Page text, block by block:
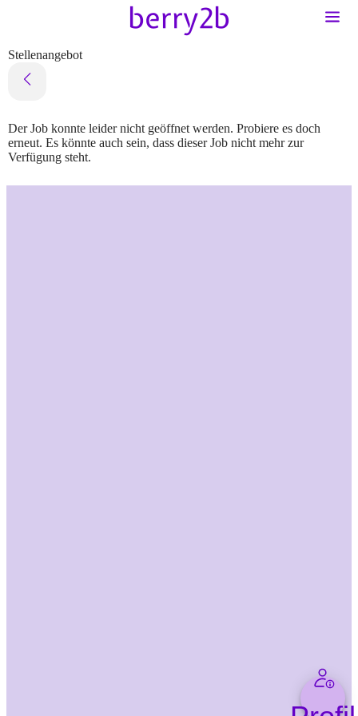
Stellenangebot
Der Job konnte leider nicht geöffnet werden. Probiere es doch
erneut. Es könnte auch sein, dass dieser Job nicht mehr zur
Verfügung steht.